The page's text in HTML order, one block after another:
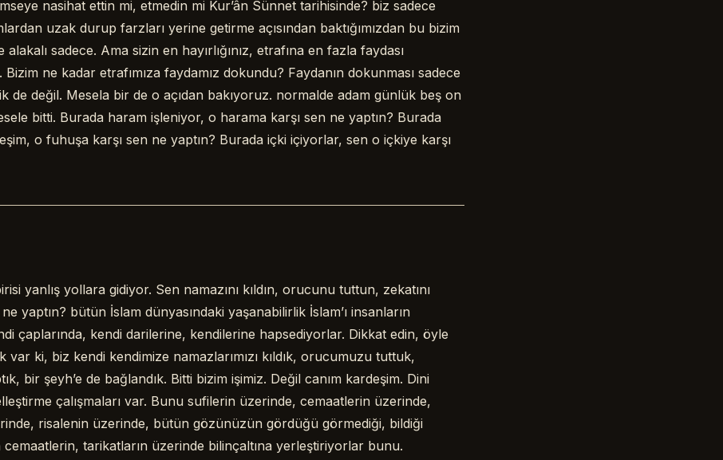
nasihat ettin mi, etmedin mi Kur’ân Sünnet tarihisinde? biz sadece
uzak durup farzları yerine getirme açısından baktığımızdan bu bizim
alakalı sadece. Ama sizin en hayırlığınız, etrafına en fazla faydası
Bizim ne kadar etrafımıza faydamız dokundu? Faydanın dokunması sadece
de değil. Mesela bir de o açıdan bakıyoruz. normalde adam günlük beş on
bitti. Burada haram işleniyor, o harama karşı sen ne yaptın? Burada
o fuhuşa karşı sen ne yaptın? Burada içki içiyorlar, sen o içkiye karşı
yanlış yollara gidiyor. Sen namazını kıldın, orucunu tuttun, zekatını
yaptın? bütün İslam dünyasındaki yaşanabilirlik İslam’ı insanların
çaplarında, kendi darilerine, kendilerine hapsediyorlar. Dikkat edin, öyle
var ki, biz kendi kendimize namazlarımızı kıldık, orucumuzu tuttuk,
bir şeyh’e de bağlandık. Bitti bizim işimiz. Değil canım kardeşim. Dini
çalışmaları var. Bunu sufilerin üzerinde, cemaatlerin üzerinde,
risalenin üzerinde, bütün gözünüzün gördüğü görmediği, bildiği
tarikatların üzerinde bilinçaltına yerleştiriyorlar bunu.